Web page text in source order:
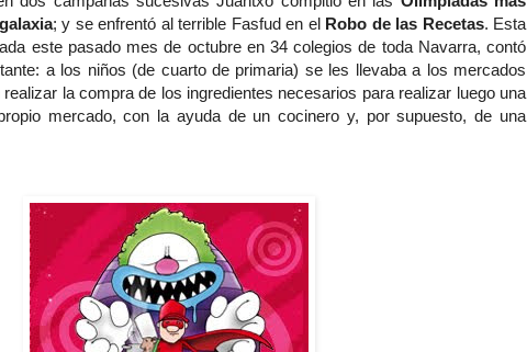
; y se enfrentó al terrible Fasfud en el Robo de las Recetas. Esta
este pasado mes de octubre en 34 colegios de toda Navarra, contó
a los niños (de cuarto de primaria) se les llevaba a los mercados
la compra de los ingredientes necesarios para realizar luego una
mercado, con la ayuda de un cocinero y, por supuesto, de una